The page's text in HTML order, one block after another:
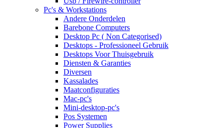
Pc's & Workstations
Andere Onderdelen
Barebone Computers
Desktop Pc ( Non Categorised)
Desktops - Professioneel Gebruik
Desktops Voor Thuisgebruik
Diensten & Garanties
Diversen
Kassalades
Maatconfiguraties
Mac-pc's
Mini-desktop-pc's
Pos Systemen
Power Supplies